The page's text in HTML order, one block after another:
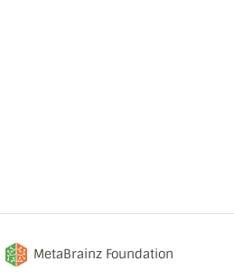
MetaBrainz Foundation